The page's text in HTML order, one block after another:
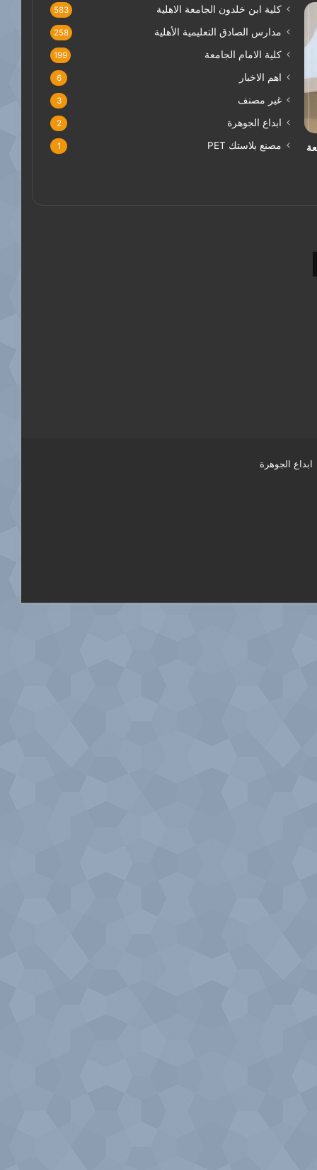
كلية ابن خلدون الجامعة الاهلية 583
مدارس الصادق التعليمية الأهلية 258
كلية الامام الجامعة 199
اهم الاخبار 6
غير مصنف 3
ابداع الجوهرة 2
مصنع بلاستك PET 1
ابداع الجوهرة